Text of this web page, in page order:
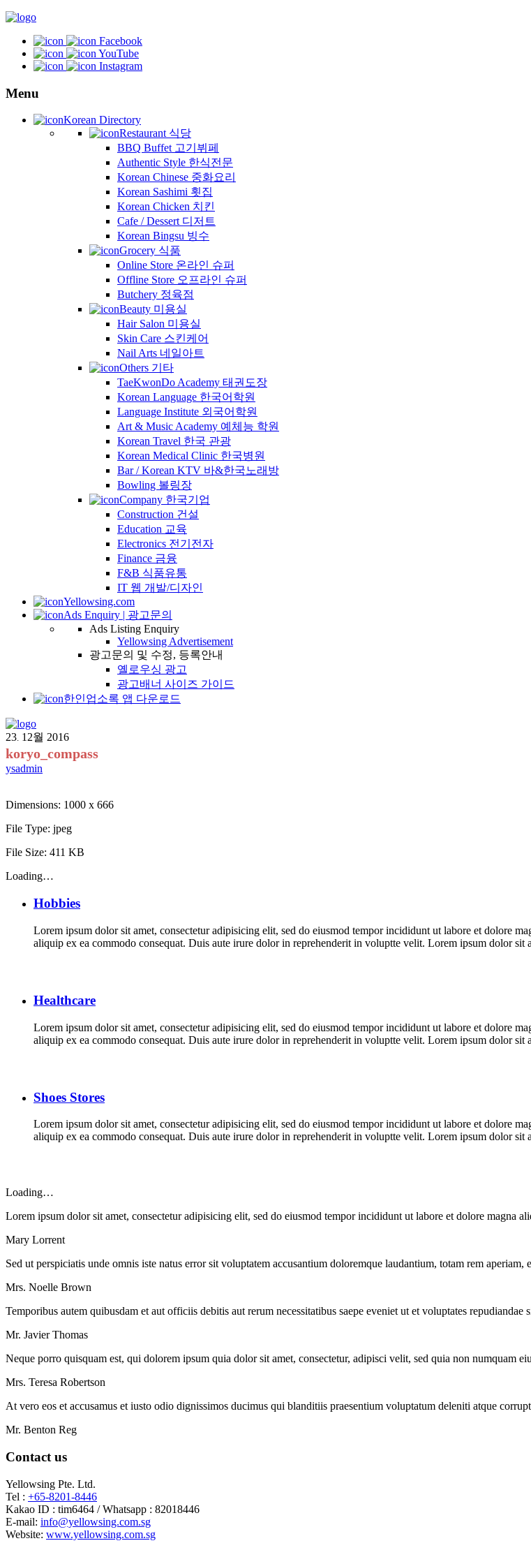
Facebook
YouTube
Instagram
Menu
Korean Directory
Restaurant 식당
BBQ Buffet 고기뷔페
Authentic Style 한식전문
Korean Chinese 중화요리
Korean Sashimi 횟집
Korean Chicken 치킨
Cafe / Dessert 디저트
Korean Bingsu 빙수
Grocery 식품
Online Store 온라인 슈퍼
Offline Store 오프라인 슈퍼
Butchery 정육점
Beauty 미용실
Hair Salon 미용실
Skin Care 스킨케어
Nail Arts 네일아트
Others 기타
TaeKwonDo Academy 태권도장
Korean Language 한국어학원
Language Institute 외국어학원
Art & Music Academy 예체능 학원
Korean Travel 한국 관광
Korean Medical Clinic 한국병원
Bar / Korean KTV 바&한국노래방
Bowling 볼링장
Company 한국기업
Construction 건설
Education 교육
Electronics 전기전자
Finance 금융
F&B 식품유통
IT 웹 개발/디자인
Yellowsing.com
Ads Enquiry | 광고문의
Ads Listing Enquiry
Yellowsing Advertisement
광고문의 및 수정, 등록안내
옐로우싱 광고
광고배너 사이즈 가이드
한인업소록 앱 다운로드
23. 12월 2016
koryo_compass
ysadmin
Dimensions: 1000 x 666
File Type: jpeg
File Size: 411 KB
Loading…
Hobbies
Lorem ipsum dolor sit amet, consectetur adipisicing elit, sed do eiusmod tempor incididunt ut labore et dolore
aliquip ex ea commodo consequat. Duis aute irure dolor in reprehenderit in voluptte velit. Lorem ipsum dolor
Healthcare
Lorem ipsum dolor sit amet, consectetur adipisicing elit, sed do eiusmod tempor incididunt ut labore et dolore
aliquip ex ea commodo consequat. Duis aute irure dolor in reprehenderit in voluptte velit. Lorem ipsum dolor
Shoes Stores
Lorem ipsum dolor sit amet, consectetur adipisicing elit, sed do eiusmod tempor incididunt ut labore et dolore
aliquip ex ea commodo consequat. Duis aute irure dolor in reprehenderit in voluptte velit. Lorem ipsum dolor
Loading…
Lorem ipsum dolor sit amet, consectetur adipisicing elit, sed do eiusmod tempor incididunt ut labore et dolore magna
Mary Lorrent
Sed ut perspiciatis unde omnis iste natus error sit voluptatem accusantium doloremque laudantium, totam rem aperiam,
Mrs. Noelle Brown
Temporibus autem quibusdam et aut officiis debitis aut rerum necessitatibus saepe eveniet ut et voluptates repudiandae
Mr. Javier Thomas
Neque porro quisquam est, qui dolorem ipsum quia dolor sit amet, consectetur, adipisci velit, sed quia non numquam
Mrs. Teresa Robertson
At vero eos et accusamus et iusto odio dignissimos ducimus qui blanditiis praesentium voluptatum deleniti atque
Mr. Benton Reg
Contact us
Yellowsing Pte. Ltd.
Tel : +65-8201-8446
Kakao ID : tim6464 / Whatsapp : 82018446
E-mail: info@yellowsing.com.sg
Website: www.yellowsing.com.sg